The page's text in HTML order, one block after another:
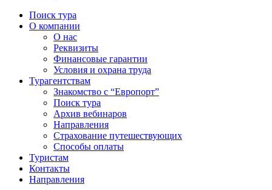
Поиск тура
О компании
О нас
Реквизиты
Финансовые гарантии
Условия и охрана труда
Турагентствам
Знакомство с “Европорт”
Поиск тура
Архив вебинаров
Направления
Страхование путешествующих
Способы оплаты
Туристам
Контакты
Направления